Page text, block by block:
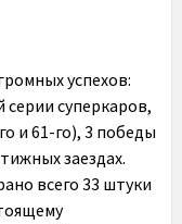
успехов:
суперкаров,
и 61-го), 3 победы
заездах.
всего 33 штуки